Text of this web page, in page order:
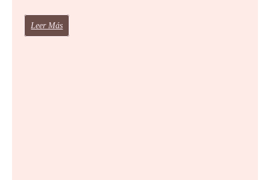
Leer Más